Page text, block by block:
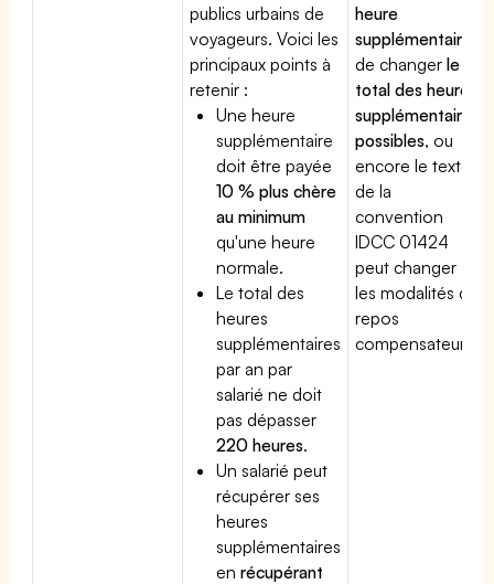
publics urbains de
voyageurs. Voici les
principaux points à
retenir :
Une heure
supplémentaire
doit être payée
10 % plus chère
au minimum
qu'une heure
normale.
Le total des
heures
supplémentaires
par an par
salarié ne doit
pas dépasser
220 heures.
Un salarié peut
récupérer ses
heures
supplémentaires
enrécupérant
heure
supplémentaire
de changerle
total des heures
supplémentaires
possibles, ou
encore le texte
de la
convention
IDCC 01424
peut changer
les modalités du
repos
compensateur.